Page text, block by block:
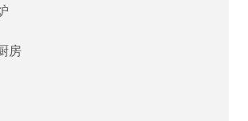
房